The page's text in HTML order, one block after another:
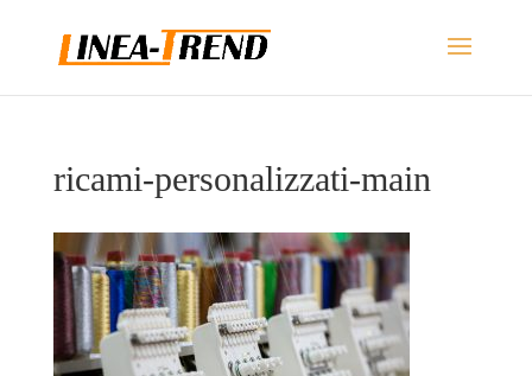
ricami-personalizzati-main